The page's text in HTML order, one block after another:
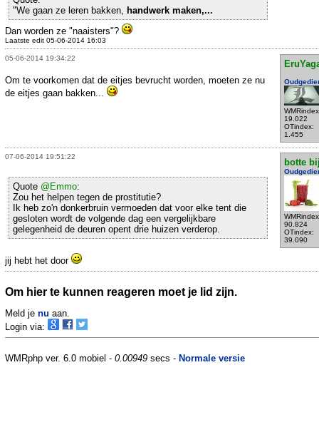
"We gaan ze leren bakken, handwerk maken,...
Dan worden ze "naaisters"?
Laatste edit 05-06-2014 16:03
05-06-2014 19:34:22
19.022
OTindex:
1.455
Om te voorkomen dat de eitjes bevrucht worden, moeten ze nu
de eitjes gaan bakken...
07-06-2014 19:51:22
botte
90.824
OTindex:
39.090
Quote @Emmo:
Zou het helpen tegen de prostitutie?
Ik heb zo'n donkerbruin vermoeden dat voor elke tent die
gesloten wordt de volgende dag een vergelijkbare
gelegenheid de deuren opent drie huizen verderop.
jij hebt het door
Om hier te kunnen reageren moet je lid zijn.
Meld je nu aan.
Login via:
WMRphp ver. 6.0 mobiel - 0.00949 secs - Normale versie